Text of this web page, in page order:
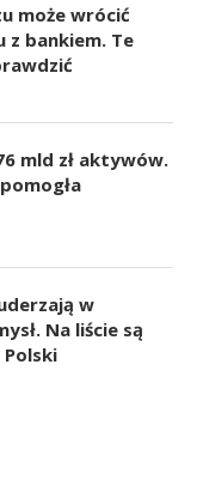
może wrócić
z bankiem. Te
mld zł aktywów.
w
Na liście są